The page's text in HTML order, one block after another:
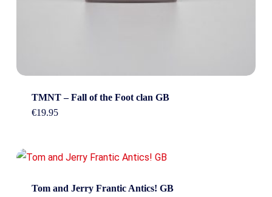
TMNT – Fall of the Foot clan GB
€19.95
Tom and Jerry Frantic Antics! GB